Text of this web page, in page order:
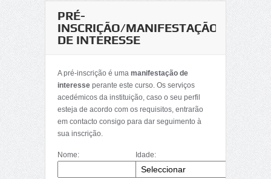
PRÉ-
INSCRIÇÃO/MANIFESTAÇÃO
DE INTERESSE
A pré-inscrição é uma manifestação de
interesse perante este curso. Os serviços
acedémicos da instituição, caso o seu perfil
esteja de acordo com os requisitos, entrarão
em contacto consigo para dar seguimento à
sua inscrição.
Nome: Idade: